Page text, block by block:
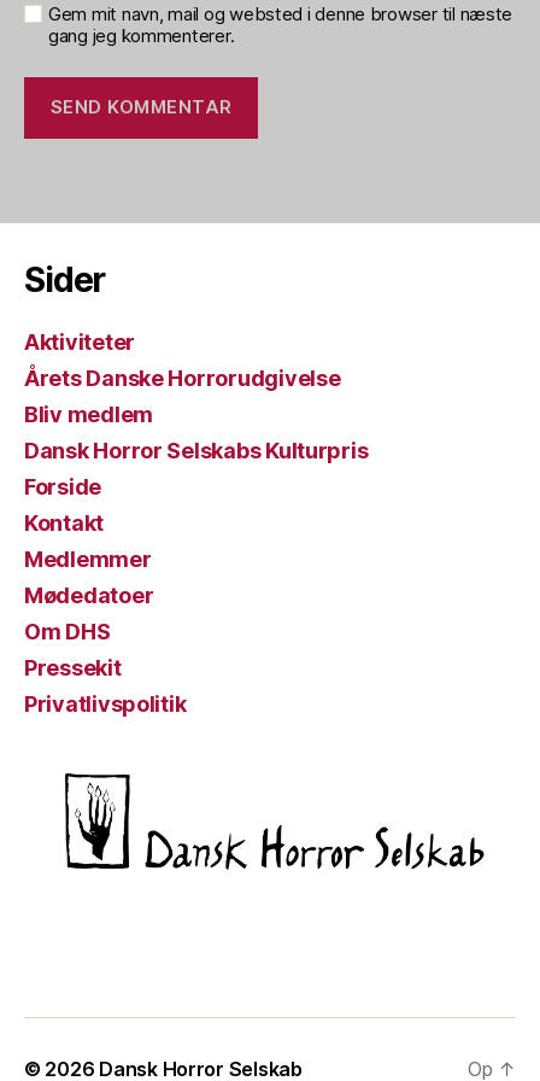
Gem mit navn, mail og websted i denne browser til næste
gang jeg kommenterer.
Sider
Aktiviteter
Årets Danske Horrorudgivelse
Bliv medlem
Dansk Horror Selskabs Kulturpris
Forside
Kontakt
Medlemmer
Mødedatoer
Om DHS
Pressekit
Privatlivspolitik
© 2026 Dansk Horror Selskab Op ↑